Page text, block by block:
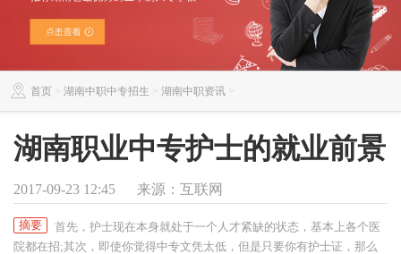
首页 > 湖南中职中专招生 > 湖南中职资讯 >
湖南职业中专护士的就业前景
2017-09-23 12:45 来源：互联网
摘要
首先，护士现在本身就处于一个人才紧缺的状态，基本上各个医
院都在招;其次，即使你觉得中专文凭太低，但是只要你有护士证，那么